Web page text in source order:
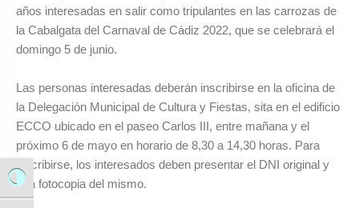
Alternar alto contraste
años interesadas en salir como tripulantes en las carrozas de
la Cabalgata del Carnaval de Cádiz 2022, que se celebrará el
domingo 5 de junio.
Las personas interesadas deberán inscribirse en la oficina de
la Delegación Municipal de Cultura y Fiestas, sita en el edificio
ECCO ubicado en el paseo Carlos III, entre mañana y el
próximo 6 de mayo en horario de 8,30 a 14,30 horas. Para
inscribirse, los interesados deben presentar el DNI original y
una fotocopia del mismo.